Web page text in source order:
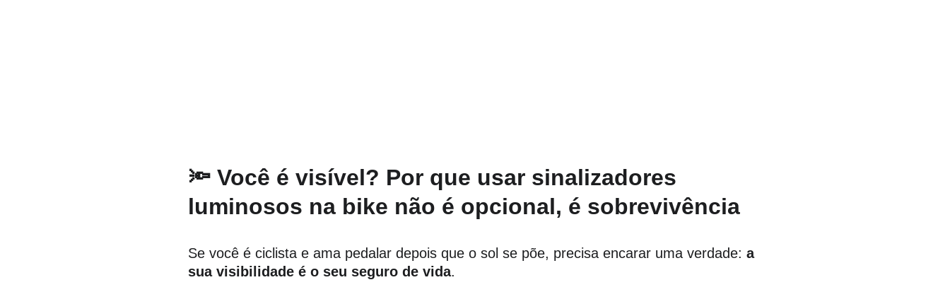
🔦 Você é visível? Por que usar sinalizadores
luminosos na bike não é opcional, é sobrevivência
Se você é ciclista e ama pedalar depois que o sol se põe, precisa encarar uma verdade: a
sua visibilidade é o seu seguro de vida.